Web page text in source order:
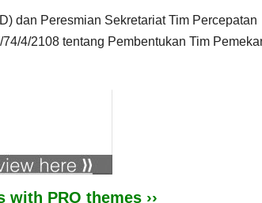
dan Peresmian Sekretariat Tim Percepatan
4/2108 tentang Pembentukan Tim
PRO themes ››